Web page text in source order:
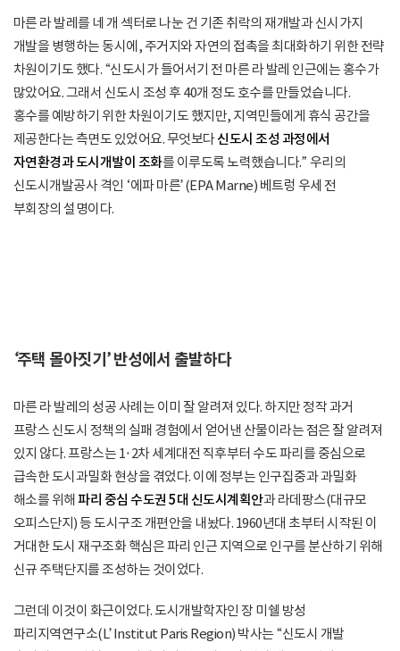
마른 라 발레를 네 개 섹터로 나눈 건 기존 취락의 재개발과 신시가지
개발을 병행하는 동시에, 주거지와 자연의 접촉을 최대화하기 위한 전략
차원이기도 했다. “신도시가 들어서기 전 마른 라 발레 인근에는 홍수가
많았어요. 그래서 신도시 조성 후 40개 정도 호수를 만들었습니다.
홍수를 예방하기 위한 차원이기도 했지만, 지역민들에게 휴식 공간을
제공한다는 측면도 있었어요. 무엇보다신도시 조성 과정에서
자연환경과 도시개발이 조화를 이루도록 노력했습니다.” 우리의
신도시개발공사 격인 ‘에파 마른’(EPA Marne) 베트렁 우세 전
부회장의 설명이다.
‘주택 몰아짓기’ 반성에서 출발하다
마른 라 발레의 성공 사례는 이미 잘 알려져 있다. 하지만 정작 과거
프랑스 신도시 정책의 실패 경험에서 얻어낸 산물이라는 점은 잘 알려져
있지 않다. 프랑스는 1·2차 세계대전 직후부터 수도 파리를 중심으로
급속한 도시과밀화 현상을 겪었다. 이에 정부는 인구집중과 과밀화
해소를 위해
파리 중심 수도권 5대 신도시계획안과 라데팡스(대규모
오피스단지) 등 도시구조 개편안을 내놨다. 1960년대 초부터 시작된 이
거대한 도시 재구조화 핵심은 파리 인근 지역으로 인구를 분산하기 위해
신규 주택단지를 조성하는 것이었다.
그런데 이것이 화근이었다. 도시개발학자인 장 미쉘 방성
파리지역연구소(L’Institut Paris Region) 박사는 “신도시 개발